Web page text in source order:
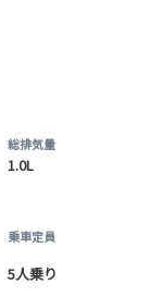
総排気量
1.0L
乗車定員
5人乗り